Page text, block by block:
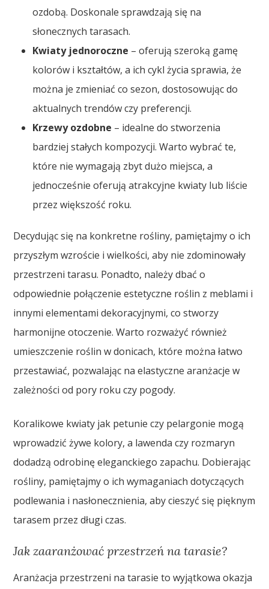
ozdobą. Doskonale sprawdzają się na
słonecznych tarasach.
Kwiaty jednoroczne – oferują szeroką gamę
kolorów i kształtów, a ich cykl życia sprawia, że
można je zmieniać co sezon, dostosowując do
aktualnych trendów czy preferencji.
Krzewy ozdobne – idealne do stworzenia
bardziej stałych kompozycji. Warto wybrać te,
które nie wymagają zbyt dużo miejsca, a
jednocześnie oferują atrakcyjne kwiaty lub liście
przez większość roku.
Decydując się na konkretne rośliny, pamiętajmy o ich
przyszłym wzroście i wielkości, aby nie zdominowały
przestrzeni tarasu. Ponadto, należy dbać o
odpowiednie połączenie estetyczne roślin z meblami i
innymi elementami dekoracyjnymi, co stworzy
harmonijne otoczenie. Warto rozważyć również
umieszczenie roślin w donicach, które można łatwo
przestawiać, pozwalając na elastyczne aranżacje w
zależności od pory roku czy pogody.
Koralikowe kwiaty jak petunie czy pelargonie mogą
wprowadzić żywe kolory, a lawenda czy rozmaryn
dodadzą odrobinę eleganckiego zapachu. Dobierając
rośliny, pamiętajmy o ich wymaganiach dotyczących
podlewania i nasłonecznienia, aby cieszyć się pięknym
tarasem przez długi czas.
Jak zaaranżować przestrzeń na tarasie?
Aranżacja przestrzeni na tarasie to wyjątkowa okazja